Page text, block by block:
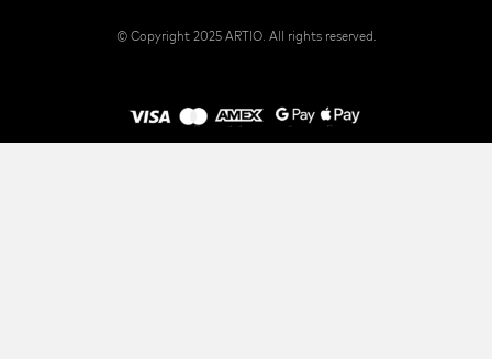
© Copyright 2025 ARTIO. All rights reserved.